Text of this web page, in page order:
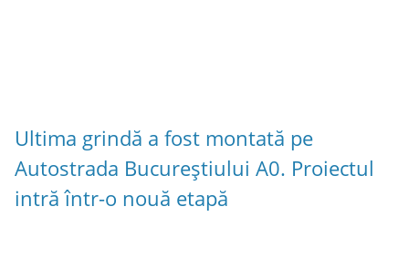
Ultima grindă a fost montată pe
Autostrada Bucureștiului A0. Proiectul
intră într-o nouă etapă